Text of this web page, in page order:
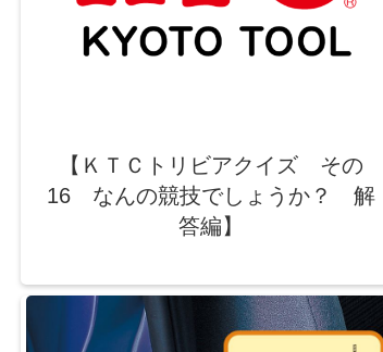
【ＫＴＣトリビアクイズ その
16 なんの競技でしょうか？ 解
答編】